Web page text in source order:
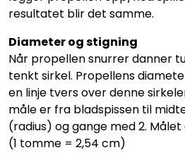
resultatet blir det samme.
Diameter og stigning
Når propellen snurrer danner
tenkt sirkel. Propellens
en linje tvers over denne
måle er fra bladspissen til
(radius) og gange med 2.
(1 tomme = 2,54 cm)